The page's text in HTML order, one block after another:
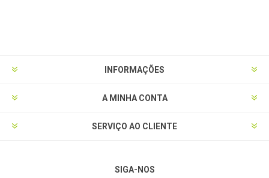
INFORMAÇÕES
A MINHA CONTA
SERVIÇO AO CLIENTE
SIGA-NOS